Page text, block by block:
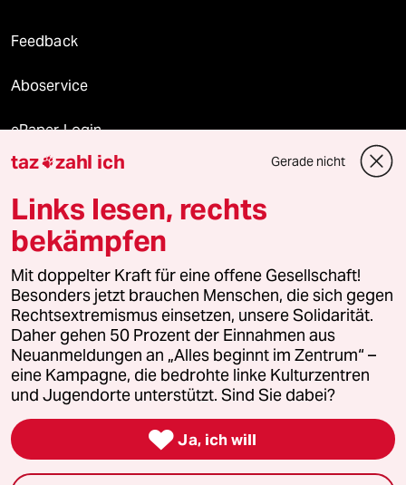
Feedback
Aboservice
ePaper Login
Downloads für Abonnierende
© 2026 taz Verlags und Vertriebs GmbH
Alle Rechte vorbehalten. Bei rechtlichen Fragen oder für Genehmigungen
wenden Sie sich bitte an
lizenzen@taz.de
Feedback Redaktionsstatut Kommune-Richtlinien
Leitlinie Informant Datenschutz Impressum AGB
Seitenwende Einwilligungen widerrufen (Ads)
taz zahl ich Gerade nicht
Links lesen, rechts
bekämpfen
Mit doppelter Kraft für eine offene Gesellschaft!
Besonders jetzt brauchen Menschen, die sich gegen
Rechtsextremismus einsetzen, unsere Solidarität.
Daher gehen 50 Prozent der Einnahmen aus
Neuanmeldungen an „Alles beginnt im Zentrum“ –
eine Kampagne, die bedrohte linke Kulturzentren
und Jugendorte unterstützt. Sind Sie dabei?
 Ja, ich will